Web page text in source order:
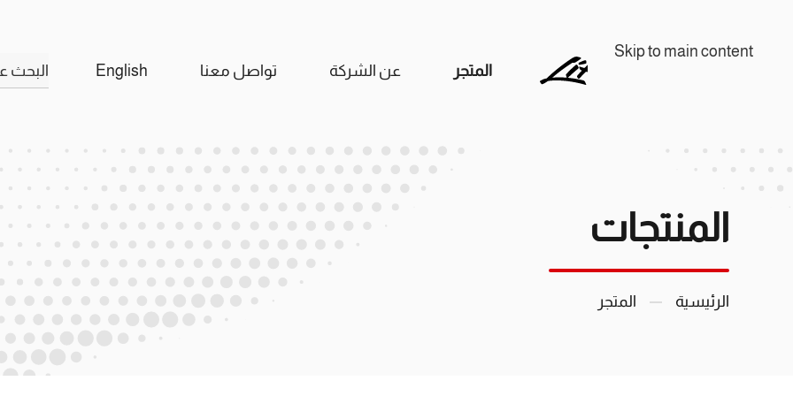
Skip to main content
المتجر
عن الشركة تواصل معنا English
البحث
عن:
المنتجات
الرئيسية المتجر